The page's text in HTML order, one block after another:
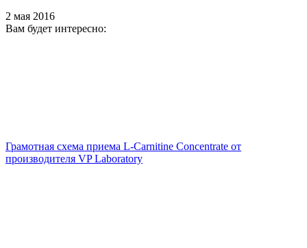
2 мая 2016
Вам будет интересно:
Грамотная схема приема L-Carnitine Concentrate от
производителя VP Laboratory